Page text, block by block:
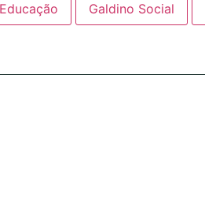
Galdino Social